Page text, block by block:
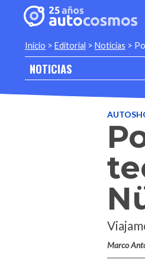
Inicio > Editorial > Noticias >
NOTICIAS
Marco